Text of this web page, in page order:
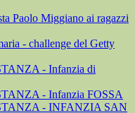
Paolo Miggiano ai ragazzi
- challenge del Getty
- Infanzia di
- Infanzia FOSSA
- INFANZIA SAN